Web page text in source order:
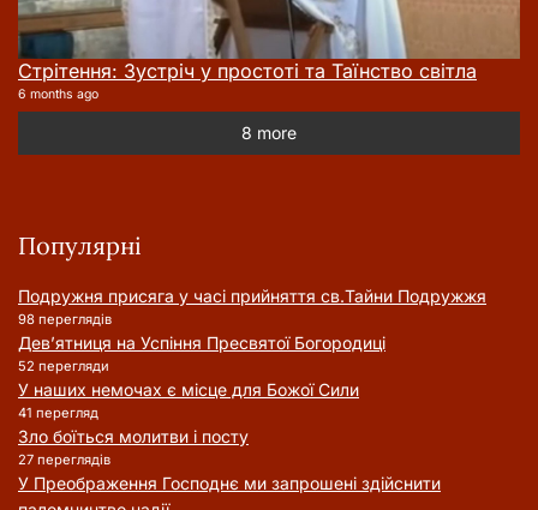
Стрітення: Зустріч у простоті та Таїнство світла
6 months ago
8 more
Популярні
Подружня присягa у часі прийняття cв.Тайни Подружжя
98 переглядів
Дев’ятниця на Успіння Пресвятої Богородиці
52 перегляди
У наших немочах є місце для Божої Сили
41 перегляд
Зло боїться молитви і посту
27 переглядів
У Преображення Господнє ми запрошені здійснити